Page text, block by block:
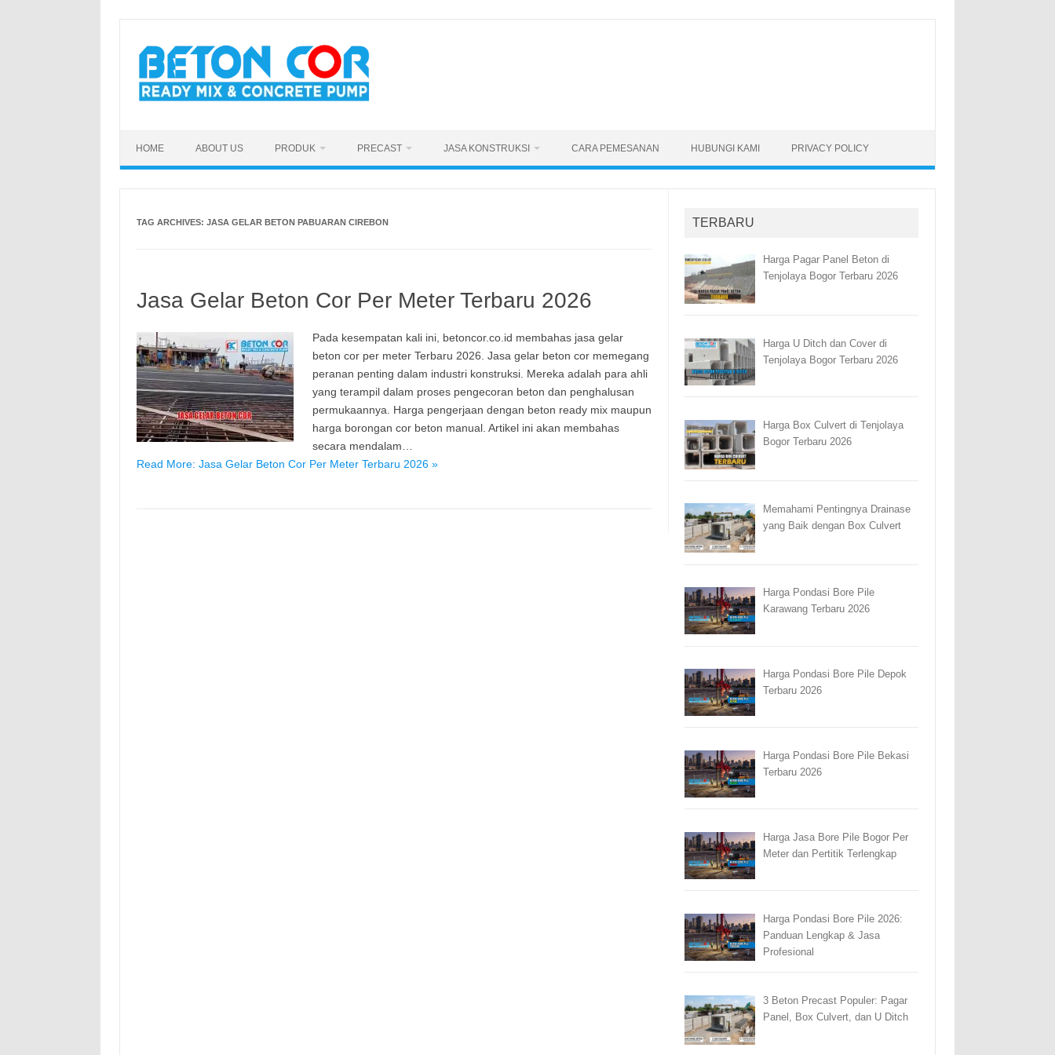
content
HOME ABOUT US PRODUK PRECAST JASA KONSTRUKSI CARA PEMESANAN HUBUNGI KAMI PRIVACY POLICY
TAG ARCHIVES: JASA GELAR BETON PABUARAN CIREBON
Jasa Gelar Beton Cor Per Meter Terbaru 2026
Pada kesempatan kali ini, betoncor.co.id membahas jasa gelar
beton cor per meter Terbaru 2026. Jasa gelar beton cor memegang
peranan penting dalam industri konstruksi. Mereka adalah para ahli
yang terampil dalam proses pengecoran beton dan penghalusan
permukaannya. Harga pengerjaan dengan beton ready mix maupun
harga borongan cor beton manual. Artikel ini akan membahas
secara mendalam…
Read More: Jasa Gelar Beton Cor Per Meter Terbaru 2026 »
TERBARU
Harga Pagar Panel Beton di
Tenjolaya Bogor Terbaru 2026
Harga U Ditch dan Cover di
Tenjolaya Bogor Terbaru 2026
Harga Box Culvert di Tenjolaya
Bogor Terbaru 2026
Memahami Pentingnya Drainase
yang Baik dengan Box Culvert
Harga Pondasi Bore Pile
Karawang Terbaru 2026
Harga Pondasi Bore Pile Depok
Terbaru 2026
Harga Pondasi Bore Pile Bekasi
Terbaru 2026
Harga Jasa Bore Pile Bogor Per
Meter dan Pertitik Terlengkap
Harga Pondasi Bore Pile 2026:
Panduan Lengkap & Jasa
Profesional
3 Beton Precast Populer: Pagar
Panel, Box Culvert, dan U Ditch